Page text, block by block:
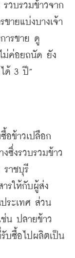
วบรวมข้าวจาก
ายแบ่งบางเจ้า
ารขาย ดู
ม่ค่อยถนัด ยัง
ด้ 3 ปี”
อข้าวเปลือก
ซึ่งรวบรวมข้าว
ราชบุรี
รให้กับผู้ส่ง
ระเทศ ส่วน
น ปลายข้าว
บซื้อไปผลิตเป็น